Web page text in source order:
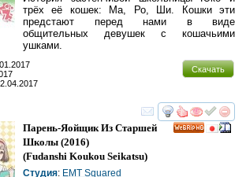
трёх её кошек: Ма, Ро, Ши. Кошки эти
предстают перед нами в виде
общительных девушек с кошачьими
ушками.
Скачать
смотреть
Парень-Яойщик Из Старшей
Школы (2016)
(Fudanshi Koukou Seikatsu)
Студия: EMT Squared